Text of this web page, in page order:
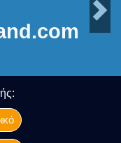
Next